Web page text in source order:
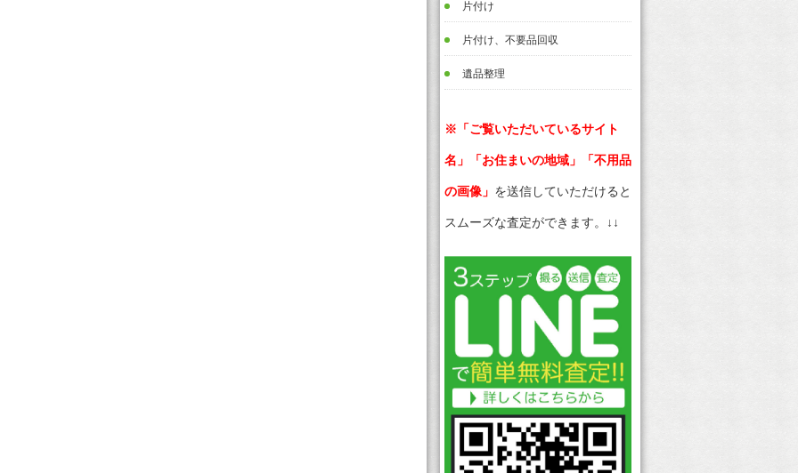
片付け
片付け、不要品回収
遺品整理
※「ご覧いただいているサイト
名」「お住まいの地域」「不用品
の画像」 を送信していただけると
スムーズな査定ができます。↓↓